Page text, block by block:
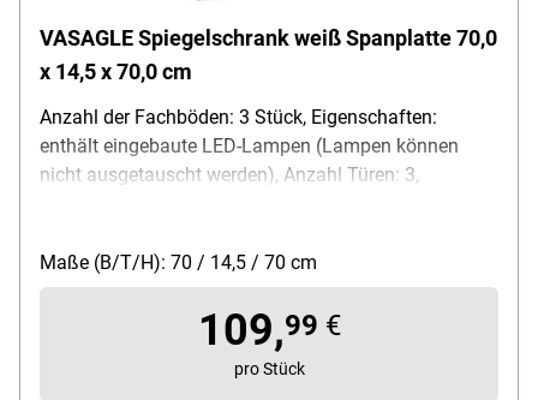
VASAGLE Spiegelschrank weiß Spanplatte 70,0
x 14,5 x 70,0 cm
Anzahl der Fachböden: 3 Stück, Eigenschaften:
enthält eingebaute LED-Lampen (Lampen können
nicht ausgetauscht werden), Anzahl Türen: 3,
des Griffes: Kantengriff, Farbe des Griffes: kein Griff,
Material des Griffes: kein Griff, Farbe des Korpus:
weiß, Besonderheiten: Doppelsteckdosen kombiniert
mit zwei USB Steckdosen / Hängender Korb /
Haartrockner-Halter / Lichtleiste über dem Spiegel,
Maße (B/T/H): 70 / 14,5 / 70 cm
109,99 €
pro Stück